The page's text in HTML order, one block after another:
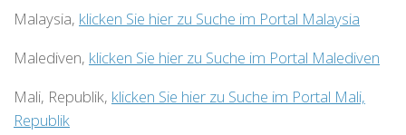
Malaysia, klicken Sie hier zu Suche im Portal Malaysia
Malediven, klicken Sie hier zu Suche im Portal Malediven
Mali, Republik, klicken Sie hier zu Suche im Portal Mali,
Republik